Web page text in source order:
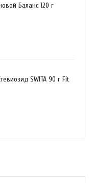
Баланс 120 г
SWITA 90 г Fit